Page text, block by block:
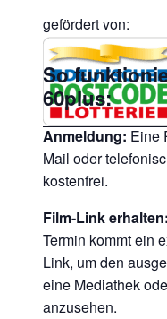
gefördert von:
So
60plus:
Anmeldung: Eine
Mail oder
kostenfrei.
Film-Link erhalten:
Termin kommt ein
Link, um den
eine Mediathek
anzusehen.